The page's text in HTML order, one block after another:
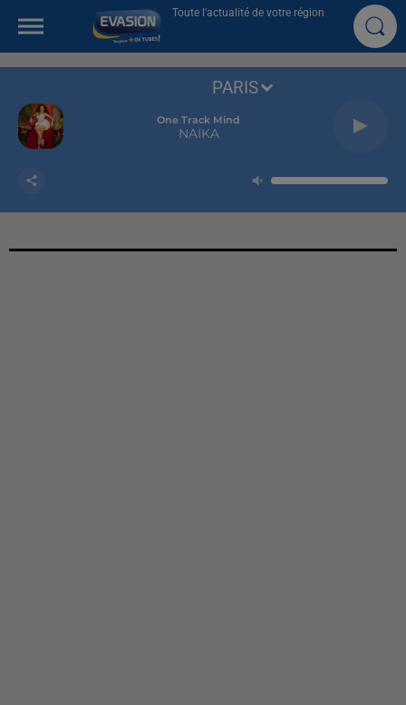
Toute l'actualité de votre région
One Track Mind
NAIKA
PARIS